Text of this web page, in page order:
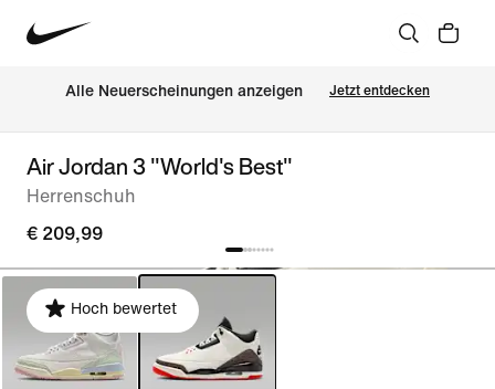
Alle Neuerscheinungen anzeigen Jetzt entdecken
Air Jordan 3 "World's Best"
Herrenschuh
€ 209,99
Hoch bewertet